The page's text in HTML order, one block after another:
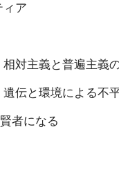
ィア
対主義と普遍主義
伝と環境による不
者になる